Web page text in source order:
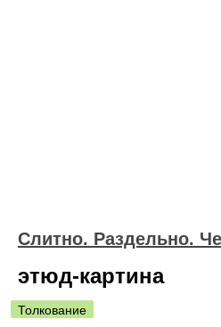
Слитно. Раздельно.
этюд-картина
Толкование